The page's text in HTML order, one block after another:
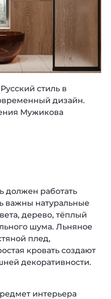
стиль в
дизайн.
Мужикова
должен работать
важны натуральные
дерево, тёплый
шума. Льняное
плед,
кровать создают
декоративности.
интерьера